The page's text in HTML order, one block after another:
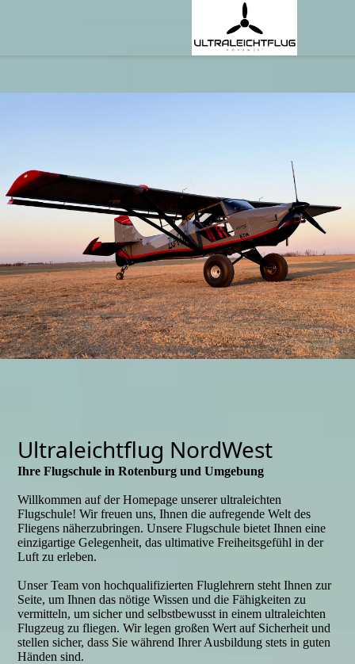
Ultraleichtflug NordWest
Ihre Flugschule in Rotenburg und Umgebung
Willkommen auf der Homepage unserer ultraleichten
Flugschule! Wir freuen uns, Ihnen die aufregende Welt des
Fliegens näherzubringen. Unsere Flugschule bietet Ihnen eine
einzigartige Gelegenheit, das ultimative Freiheitsgefühl in der
Luft zu erleben.
Unser Team von hochqualifizierten Fluglehrern steht Ihnen zur
Seite, um Ihnen das nötige Wissen und die Fähigkeiten zu
vermitteln, um sicher und selbstbewusst in einem ultraleichten
Flugzeug zu fliegen. Wir legen großen Wert auf Sicherheit und
stellen sicher, dass Sie während Ihrer Ausbildung stets in guten
Händen sind.